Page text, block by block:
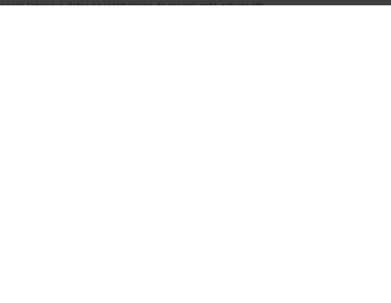
era lengua e dotar as institucions de recorsi entà arturar eth